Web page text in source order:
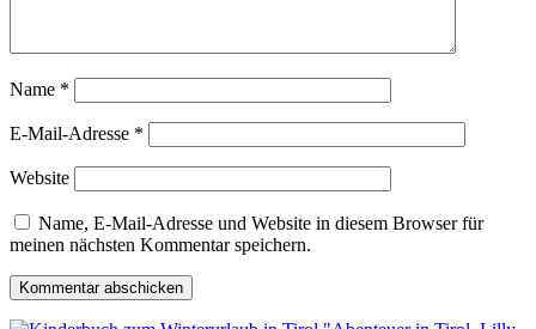
Name *
E-Mail-Adresse *
Website
Name, E-Mail-Adresse und Website in diesem Browser für
meinen nächsten Kommentar speichern.